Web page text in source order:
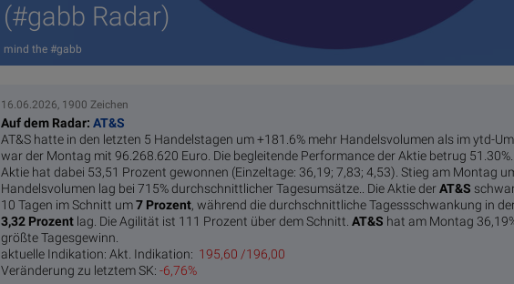
(#gabb Radar)
mind the #gabb
16.06.2026, 1900 Zeichen
Auf dem Radar:AT&S
AT&S hatte in den letzten 5 Handelstagen um +181.6% mehr Handelsvolumen als im ytd-
war der Montag mit 96.268.620 Euro. Die begleitende Performance der Aktie betrug 51.30%.
Aktie hat dabei 53,51 Prozent gewonnen (Einzeltage: 36,19; 7,83; 4,53).Stieg am Montag
Handelsvolumen lag bei 715% durchschnittlicher Tagesumsätze.. Die Aktie derAT&S
10 Tagen im Schnitt um7 Pro­zent, während die durchschnittliche Tagessschwankung in
3,32 Prozent lag. Die Agilität ist 111 Prozent über dem Schnitt.AT&S hat am Montag
größte Tagesgewinn.
aktuelle Indikation:Akt. Indikation: 195,60 /196,00
Veränderung zu letztem SK:-6,76%